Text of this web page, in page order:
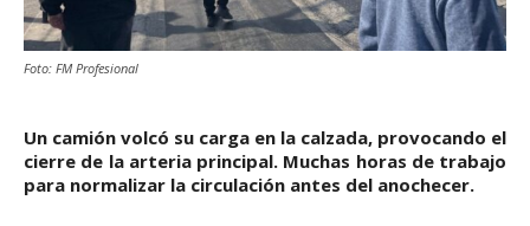
Foto: FM Profesional
Un camión volcó su carga en la calzada, provocando el
cierre de la arteria principal. Muchas horas de trabajo
para normalizar la circulación antes del anochecer.